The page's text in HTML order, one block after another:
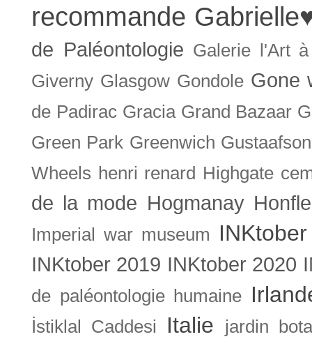
recommande
de Paléontologie Galerie l'Art
Giverny Glasgow Gondole Gone
de Padirac Gracia Grand Bazaar
Green Park Greenwich Gustaafson
Wheels henri renard Highgate
de la mode Hogmanay
Imperial war museum INKtober
INKtober 2019 INKtober 2020
de paléontologie humaine
İstiklal Caddesi Italie
jardin